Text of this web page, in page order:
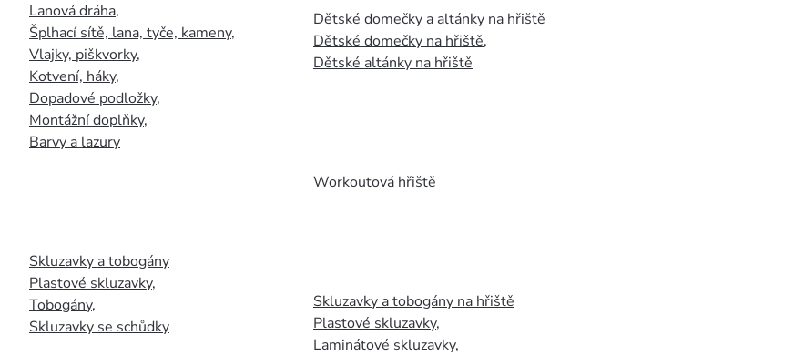
Lanová dráha,
Šplhací sítě, lana, tyče, kameny,
Vlajky, piškvorky,
Kotvení, háky,
Dopadové podložky,
Montážní doplňky,
Barvy a lazury
Skluzavky a tobogány
Plastové skluzavky,
Tobogány,
Skluzavky se schůdky
Dětské domečky a altánky na hřiště
Dětské domečky na hřiště,
Dětské altánky na hřiště
Workoutová hřiště
Skluzavky a tobogány na hřiště
Plastové skluzavky,
Laminátové skluzavky,